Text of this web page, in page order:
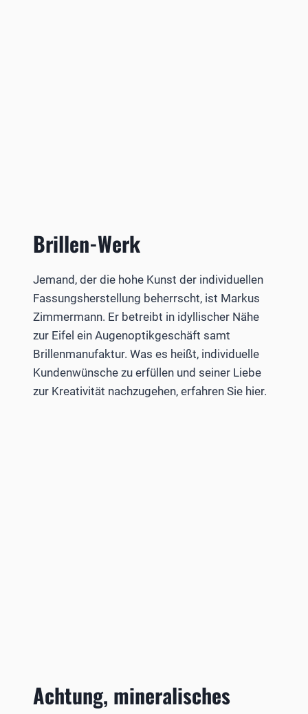
Brillen-Werk
Jemand, der die hohe Kunst der individuellen
Fassungsherstellung beherrscht, ist Markus
Zimmermann. Er betreibt in idyllischer Nähe
zur Eifel ein Augenoptikgeschäft samt
Brillenmanufaktur. Was es heißt, individuelle
Kundenwünsche zu erfüllen und seiner Liebe
zur Kreativität nachzugehen, erfahren Sie hier.
Achtung, mineralisches